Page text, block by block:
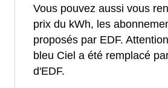
Vous pouvez aussi vous
prix du kWh, les
proposés par EDF.
bleu Ciel a été remplacé
d'EDF.